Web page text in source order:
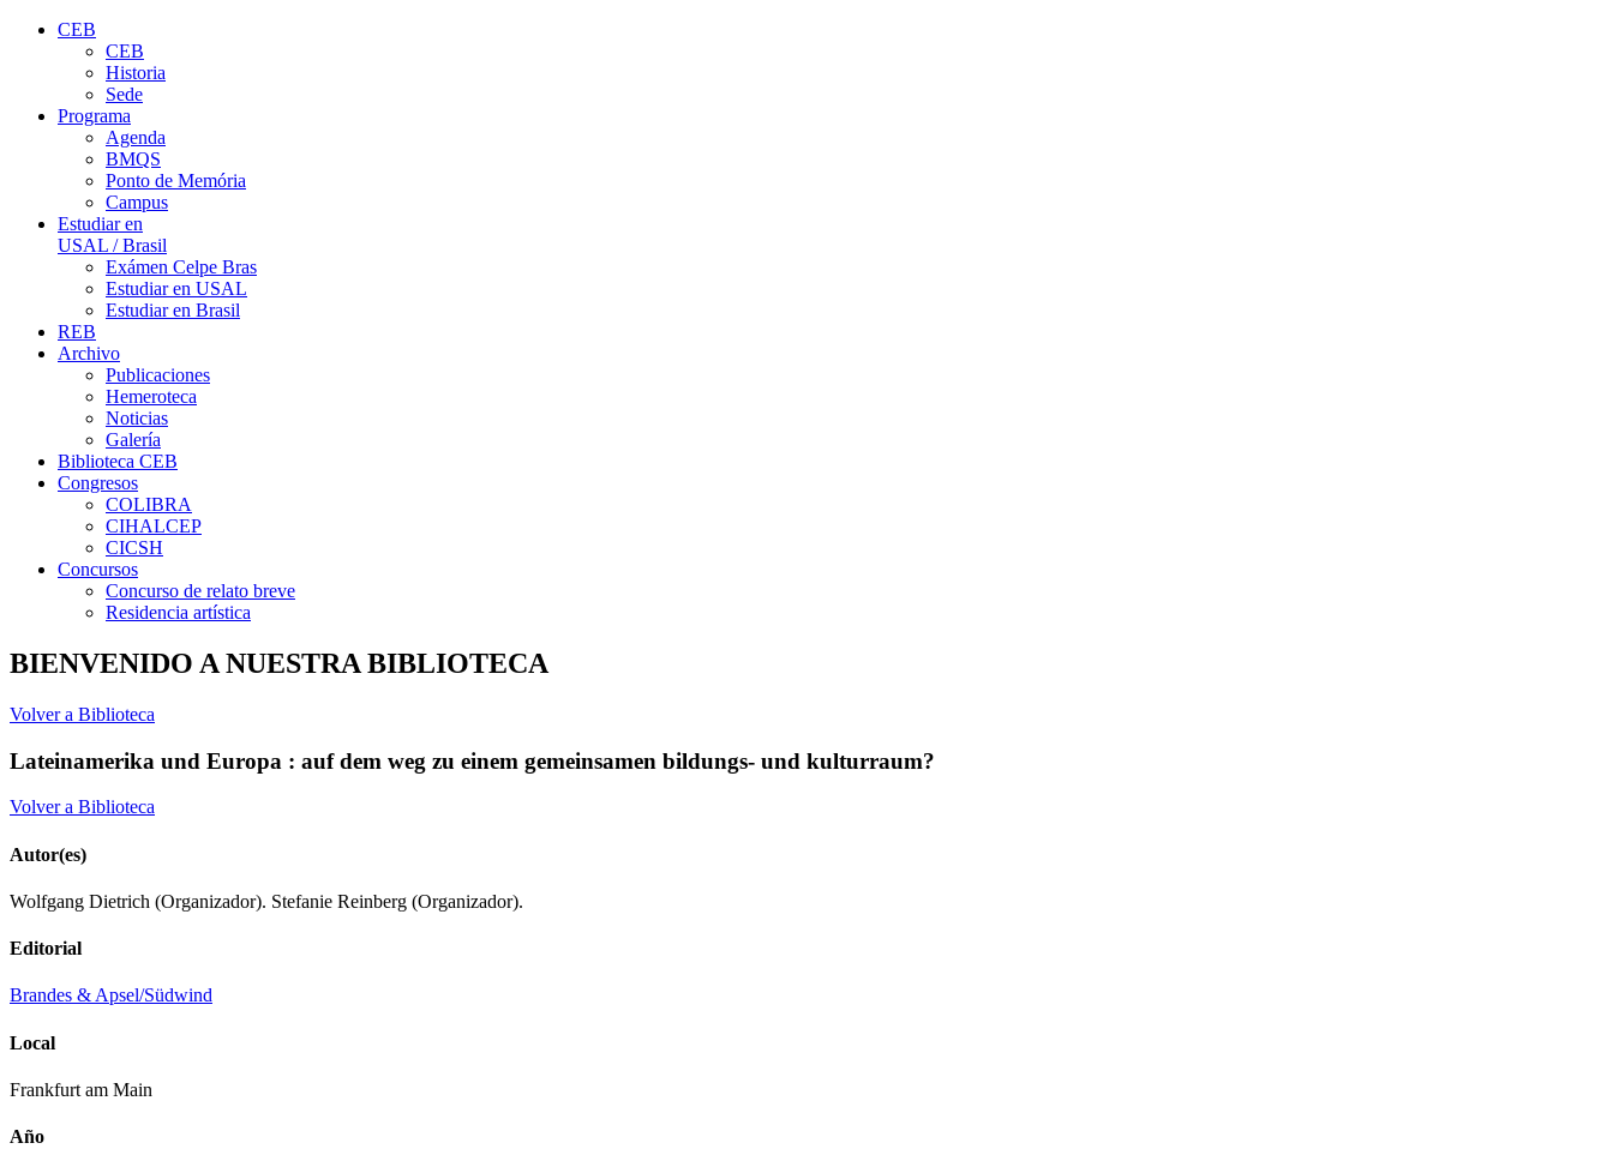
CEB
CEB
Historia
Sede
Programa
Agenda
BMQS
Ponto de Memória
Campus
Estudiar en
USAL / Brasil
Exámen Celpe Bras
Estudiar en USAL
Estudiar en Brasil
REB
Archivo
Publicaciones
Hemeroteca
Noticias
Galería
Biblioteca CEB
Congresos
COLIBRA
CIHALCEP
CICSH
Concursos
Concurso de relato breve
Residencia artística
BIENVENIDO A NUESTRA BIBLIOTECA
Volver a Biblioteca
Lateinamerika und Europa : auf dem weg zu einem gemeinsamen bildungs- und kulturraum?
Volver a Biblioteca
Autor(es)
Wolfgang Dietrich (Organizador). Stefanie Reinberg (Organizador).
Editorial
Brandes & Apsel/Südwind
Local
Frankfurt am Main
Año